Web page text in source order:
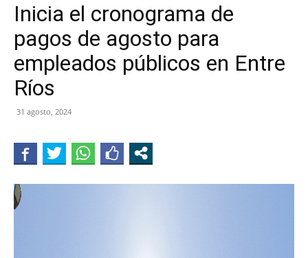
Inicia el cronograma de
pagos de agosto para
empleados públicos en Entre
Ríos
31 agosto, 2024